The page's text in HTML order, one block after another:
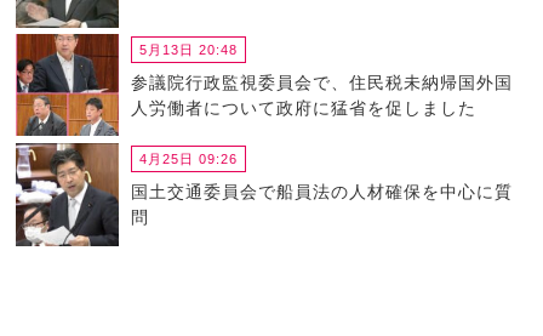
5月13日 20:48
参議院行政監視委員会で、住民税未納帰国外国
人労働者について政府に猛省を促しました
4月25日 09:26
国土交通委員会で船員法の人材確保を中心に質
問